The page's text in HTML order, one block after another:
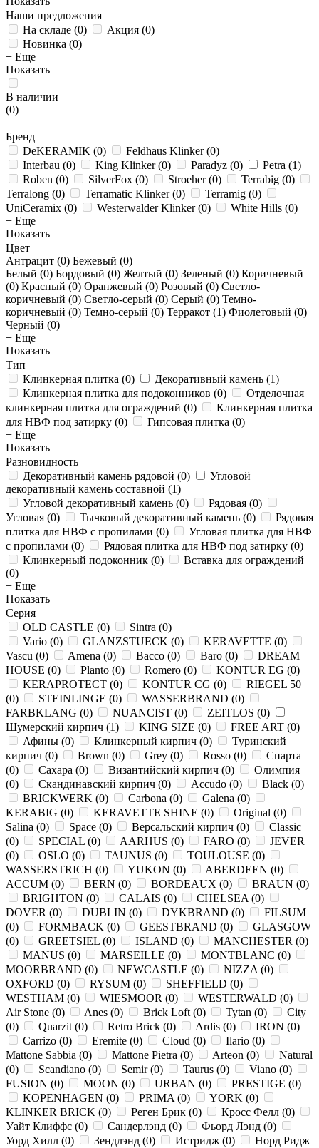
Наши предложения
На складе (0) Акция (0)
Новинка (0)
+ Еще
Показать
В наличии
(0)
Бренд
DeKERAMIK (0) Feldhaus Klinker(0)
Interbau (0) King Klinker(0) Paradyz (0) Petra (1)
Roben (0) SilverFox (0) Stroeher(0) Terrabig (0)
Terralong (0) Terramatic Klinker(0) Terramig (0)
UniCeramix (0) Westerwalder Klinker(0) White Hills (0)
+ Еще
Показать
Цвет
Антрацит (0) Бежевый (0)
Белый (0) Бордовый (0) Желтый (0) Зеленый (0) Коричневый
(0) Красный (0) Оранжевый (0) Розовый (0) Светло-
коричневый (0) Светло-серый (0) Серый (0) Темно-
коричневый (0) Темно-серый (0) Терракот (1) Фиолетовый (0)
Черный (0)
+ Еще
Показать
Тип
Клинкерная плитка (0) Декоративный камень (1)
Клинкерная плитка для подоконников (0)
Отделочная
клинкерная плитка для ограждений (0)
Клинкерная плитка
для НВФ под затирку (0) Гипсовая плитка (0)
+ Еще
Показать
Разновидность
Декоративный камень рядовой (0)
Угловой
декоративный камень составной (1)
Угловой декоративный камень (0) Рядовая (0)
Угловая (0) Тычковый декоративный камень (0)
Рядовая
плитка для НВФ с пропилами (0)
Угловая плитка для НВФ
с пропилами (0) Рядовая плитка для НВФ под затирку (0)
Клинкерный подоконник (0)
Вставка для ограждений
(0)
+ Еще
Показать
Серия
OLD CASTLE (0) Sintra (0)
Vario (0) GLANZSTUECK (0) KERAVETTE (0)
Vascu (0) Amena (0) Bacco (0) Baro (0)
DREAM
HOUSE (0) Planto (0) Romero (0) KONTUR EG (0)
KERAPROTECT (0) KONTUR СG (0)
RIEGEL 50
(0) STEINLINGE (0) WASSERBRAND (0)
FARBKLANG (0) NUANCIST (0) ZEITLOS (0)
Шумерский кирпич (1) KING SIZE (0) FREE ART (0)
Афины (0) Клинкерный кирпич (0)
Туринский
кирпич (0) Brown (0) Grey (0) Rosso (0)
Спарта
(0) Сахара (0) Византийский кирпич (0)
Олимпия
(0) Скандинавский кирпич (0) Accudo (0) Black (0)
BRICKWERK (0) Carbona (0) Galena (0)
KERABIG (0) KERAVETTE SHINE (0) Original (0)
Salina (0) Space (0) Версальский кирпич (0)
Classic
(0) SPECIAL (0) AARHUS (0) FARO (0)
JEVER
(0) OSLO (0) TAUNUS (0) TOULOUSE (0)
WASSERSTRICH (0) YUKON (0) ABERDEEN (0)
ACCUM (0) BERN (0) BORDEAUX (0) BRAUN (0)
BRIGHTON (0) CALAIS (0) CHELSEA (0)
DOVER (0) DUBLIN (0) DYKBRAND (0)
FILSUM
(0) FORMBACK (0) GEESTBRAND (0)
GLASGOW
(0) GREETSIEL (0) ISLAND (0) MANCHESTER (0)
MANUS (0) MARSEILLE (0) MONTBLANC (0)
MOORBRAND (0) NEWCASTLE (0) NIZZA (0)
OXFORD (0) RYSUM (0) SHEFFIELD (0)
WESTHAM (0) WIESMOOR (0) WESTERWALD (0)
Air Stone (0) Anes (0) Brick Loft (0) Tytan (0)
City
(0) Quarzit (0) Retro Brick (0) Ardis (0) IRON (0)
Carrizo (0) Eremite (0) Cloud (0) Ilario (0)
Mattone Sabbia (0) Mattone Pietra (0) Arteon (0)
Natural
(0) Scandiano (0) Semir(0) Taurus (0) Viano (0)
FUSION (0) MOON (0) URBAN (0) PRESTIGE (0)
KOPENHAGEN (0) PRIMA (0) YORK (0)
KLINKER BRICK (0) Реген Брик (0) Кросс Фелл (0)
Уайт Клиффс (0) Сандерлэнд (0) Фьорд Лэнд (0)
Уорд Хилл (0) Зендлэнд (0) Истридж (0)
Норд Ридж